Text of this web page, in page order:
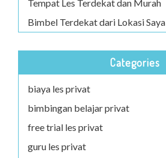
Tempat Les Terdekat dan Murah
Bimbel Terdekat dari Lokasi Saya
Categories
biaya les privat
bimbingan belajar privat
free trial les privat
guru les privat